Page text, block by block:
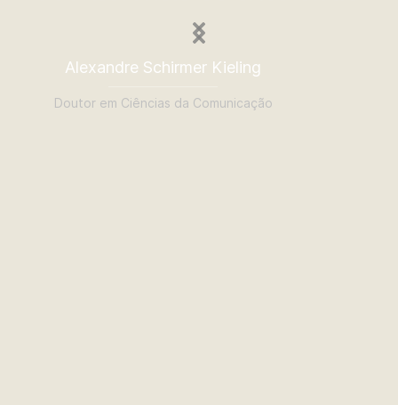
Alexandre Schirmer Kieling
Doutor em Ciências da Comunicação